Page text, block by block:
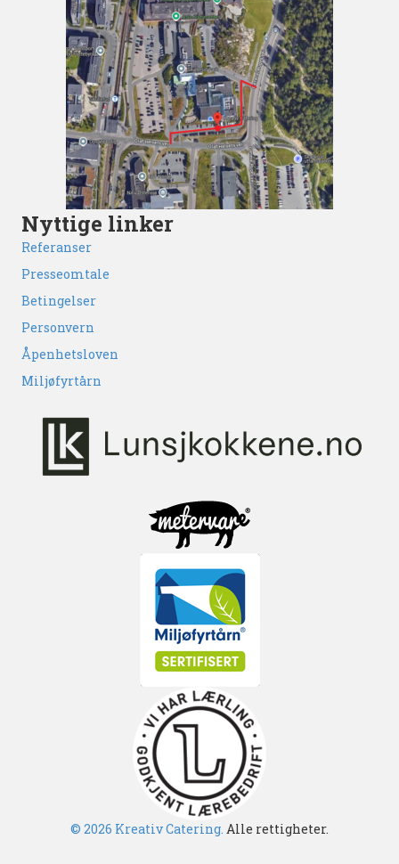
Nyttige linker
Referanser
Presseomtale
Betingelser
Personvern
Åpenhetsloven
Miljøfyrtårn
© 2026 Kreativ Catering. Alle rettigheter.